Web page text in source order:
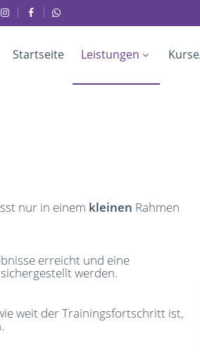
Startseite Leistungen
nur in einem kleinen Rahmen
erreicht und eine
werden.
weit der Trainingsfortschritt ist,